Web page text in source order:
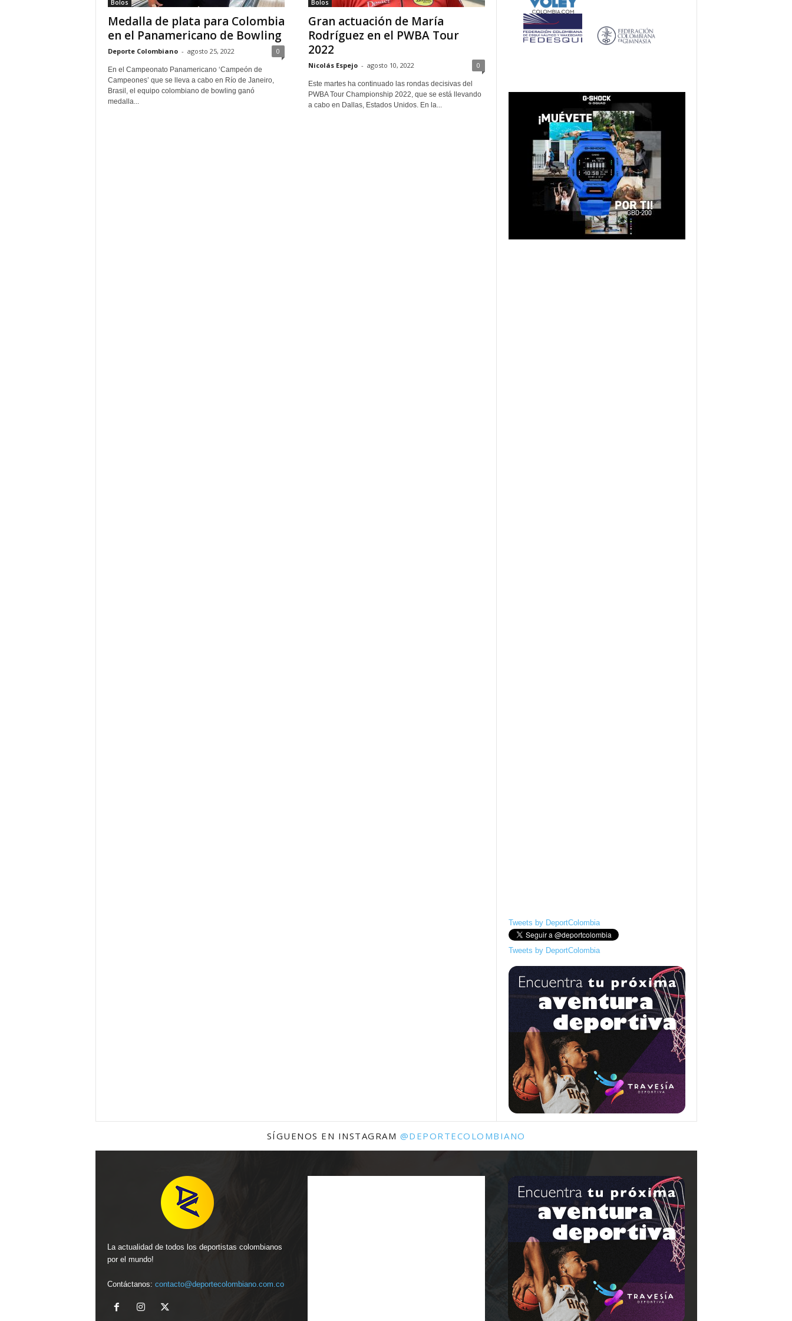
Bolos
Medalla de plata para Colombia
en el Panamericano de Bowling
Deporte Colombiano - agosto 25, 2022 0
En el Campeonato Panamericano ‘Campeón de
Campeones’ que se lleva a cabo en Río de Janeiro,
Brasil, el equipo colombiano de bowling ganó
medalla...
Bolos
Gran actuación de María
Rodríguez en el PWBA Tour
2022
Nicolás Espejo - agosto 10, 2022 0
Este martes ha continuado las rondas decisivas del
PWBA Tour Championship 2022, que se está llevando
a cabo en Dallas, Estados Unidos. En la...
Tweets by DeportColombia
Tweets by DeportColombia
SÍGUENOS EN INSTAGRAM @DEPORTECOLOMBIANO
La actualidad de todos los deportistas colombianos
por el mundo!
Contáctanos: contacto@deportecolombiano.com.co